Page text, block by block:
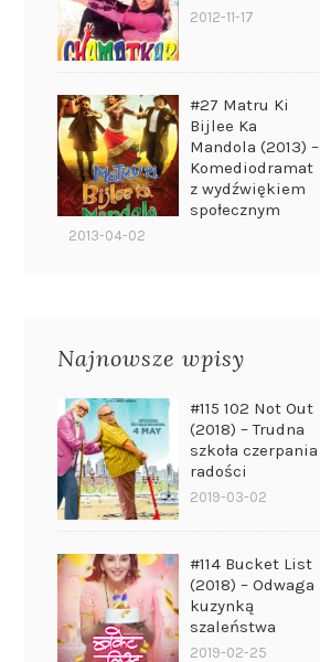
2012-11-17
#27 Matru Ki
Bijlee Ka
Mandola (2013) –
Komediodramat
z wydźwiękiem
społecznym
2013-04-02
Najnowsze wpisy
#115 102 Not Out
(2018) – Trudna
szkoła czerpania
radości
2019-03-02
#114 Bucket List
(2018) – Odwaga
kuzynką
szaleństwa
2019-02-25